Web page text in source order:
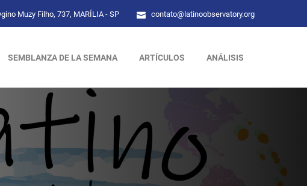
Muzy Filho, 737, MARÍLIA - SP contato@latinoobservatory.org
SEMBLANZA DE LA SEMANA ARTÍCULOS ANÁLISIS